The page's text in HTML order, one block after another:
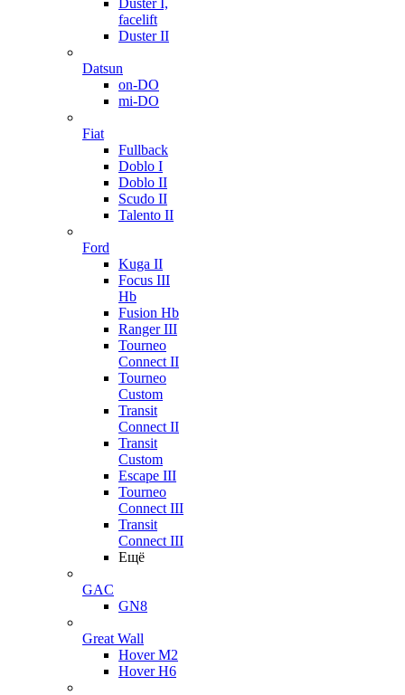
Duster I,
facelift
Duster II
Datsun
on-DO
mi-DO
Fiat
Fullback
Doblo I
Doblo II
Scudo II
Talento II
Ford
Kuga II
Focus III
Hb
Fusion Hb
Ranger III
Tourneo
Connect II
Tourneo
Custom
Transit
Connect II
Transit
Custom
Escape III
Tourneo
Connect III
Transit
Connect III
Ещё
GAC
GN8
Great Wall
Hover M2
Hover H6